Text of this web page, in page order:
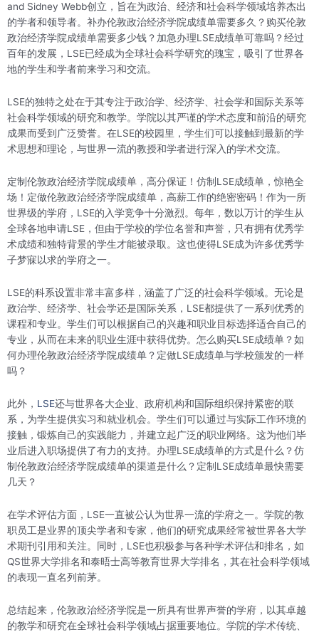
and Sidney Webb创立，旨在为政治、经济和社会科学领域培养杰出
的学者和领导者。补办伦敦政治经济学院成绩单需要多久？购买伦敦
政治经济学院成绩单需要多少钱？加急办理LSE成绩单可靠吗？经过
百年的发展，LSE已经成为全球社会科学研究的瑰宝，吸引了世界各
地的学生和学者前来学习和交流。
LSE的独特之处在于其专注于政治学、经济学、社会学和国际关系等
社会科学领域的研究和教学。学院以其严谨的学术态度和前沿的研究
成果而受到广泛赞誉。在LSE的校园里，学生们可以接触到最新的学
术思想和理论，与世界一流的教授和学者进行深入的学术交流。
定制伦敦政治经济学院成绩单，高分保证！仿制LSE成绩单，惊艳全
场！定做伦敦政治经济学院成绩单，高薪工作的绝密密码！作为一所
世界级的学府，LSE的入学竞争十分激烈。每年，数以万计的学生从
全球各地申请LSE，但由于学校的学位名誉和声誉，只有拥有优秀学
术成绩和独特背景的学生才能被录取。这也使得LSE成为许多优秀学
子梦寐以求的学府之一。
LSE的科系设置非常丰富多样，涵盖了广泛的社会科学领域。无论是
政治学、经济学、社会学还是国际关系，LSE都提供了一系列优秀的
课程和专业。学生们可以根据自己的兴趣和职业目标选择适合自己的
专业，从而在未来的职业生涯中获得优势。怎么购买LSE成绩单？如
何办理伦敦政治经济学院成绩单？定做LSE成绩单与学校颁发的一样
吗？
此外， LSE还与世界各大企业、政府机构和国际组织保持紧密的联
系，为学生提供实习和就业机会。学生们可以通过与实际工作环境的
接触，锻炼自己的实践能力，并建立起广泛的职业网络。这为他们毕
业后进入职场提供了有力的支持。办理LSE成绩单的方式是什么？仿
制伦敦政治经济学院成绩单的渠道是什么？定制LSE成绩单最快需要
几天？
在学术评估方面，LSE一直被公认为世界一流的学府之一。学院的教
职员工是业界的顶尖学者和专家，他们的研究成果经常被世界各大学
术期刊引用和关注。同时，LSE也积极参与各种学术评估和排名，如
QS世界大学排名和泰晤士高等教育世界大学排名，其在社会科学领域
的表现一直名列前茅。
总结起来，伦敦政治经济学院是一所具有世界声誉的学府，以其卓越
的教学和研究在全球社会科学领域占据重要地位。学院的学术传统、